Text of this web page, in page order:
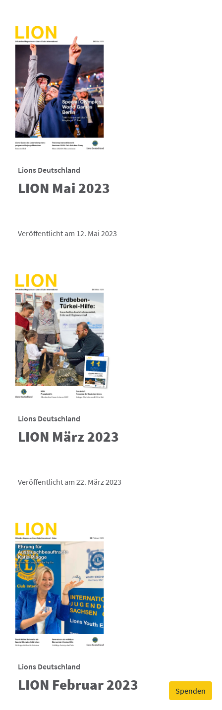
Spenden
Lions Deutschland
LION Mai 2023
Veröffentlicht am 12. Mai 2023
Lions Deutschland
LION März 2023
Veröffentlicht am 22. März 2023
Lions Deutschland
LION Februar 2023